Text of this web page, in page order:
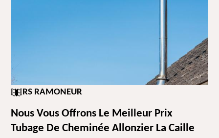
RS RAMONEUR
Nous Vous Offrons Le Meilleur Prix
Tubage De Cheminée Allonzier La Caille